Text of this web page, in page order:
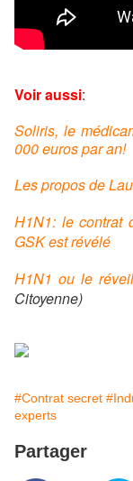
Voir aussi:
Soliris, le
000 euros par an!
Les propos de
H1N1: le contrat
GSK est révélé
H1N1 ou le
Citoyenne)
#Contrat secret
experts
Partager